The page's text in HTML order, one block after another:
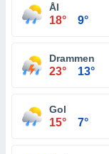
Ål
18° 9°
Drammen
23° 13°
Gol
15° 7°